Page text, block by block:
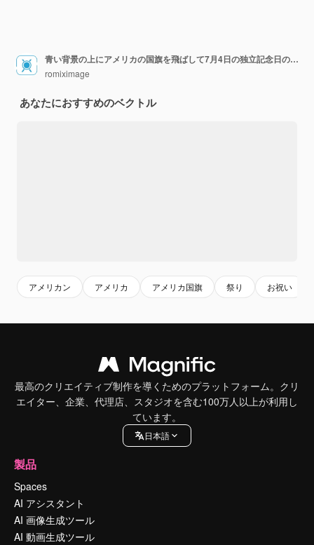
青い背景の上にアメリカの国旗を飛ばして7月4日の独立記念日のコンセプト
romiximage
あなたにおすすめのベクトル
アメリカン アメリカ アメリカ国旗 祭り お祝い
最高のクリエイティブ制作を導くためのプラットフォーム。クリ
エイター、企業、代理店、スタジオを含む100万人以上が利用し
ています。
日本語
製品
Spaces
AI アシスタント
AI 画像生成ツール
AI 動画生成ツール